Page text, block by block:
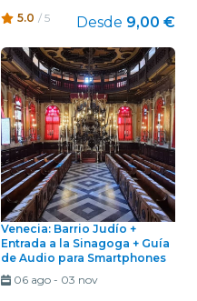
5.0 / 5 Desde 9,00 €
Venecia: Barrio Judío +
Entrada a la Sinagoga + Guía
de Audio para Smartphones
06 ago- 03 nov